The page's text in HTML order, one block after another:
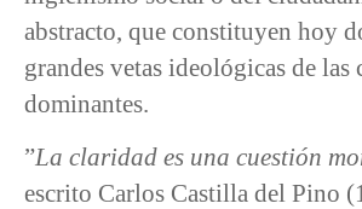
abstracto, que constituyen hoy
grandes vetas ideológicas de las
dominantes.
”La claridad es una cuestión
escrito Carlos Castilla del Pino